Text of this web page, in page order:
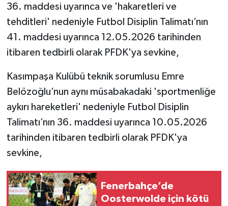
36. maddesi uyarınca ve 'hakaretleri ve
tehditleri' nedeniyle Futbol Disiplin Talimatı’nın
41. maddesi uyarınca 12.05.2026 tarihinden
itibaren tedbirli olarak PFDK'ya sevkine,
Kasımpaşa Kulübü teknik sorumlusu Emre
Belözoğlu’nun aynı müsabakadaki 'sportmenliğe
aykırı hareketleri' nedeniyle Futbol Disiplin
Talimatı’nın 36. maddesi uyarınca 10.05.2026
tarihinden itibaren tedbirli olarak PFDK'ya
sevkine,
Fenerbahçe’de
Oosterwolde için kötü